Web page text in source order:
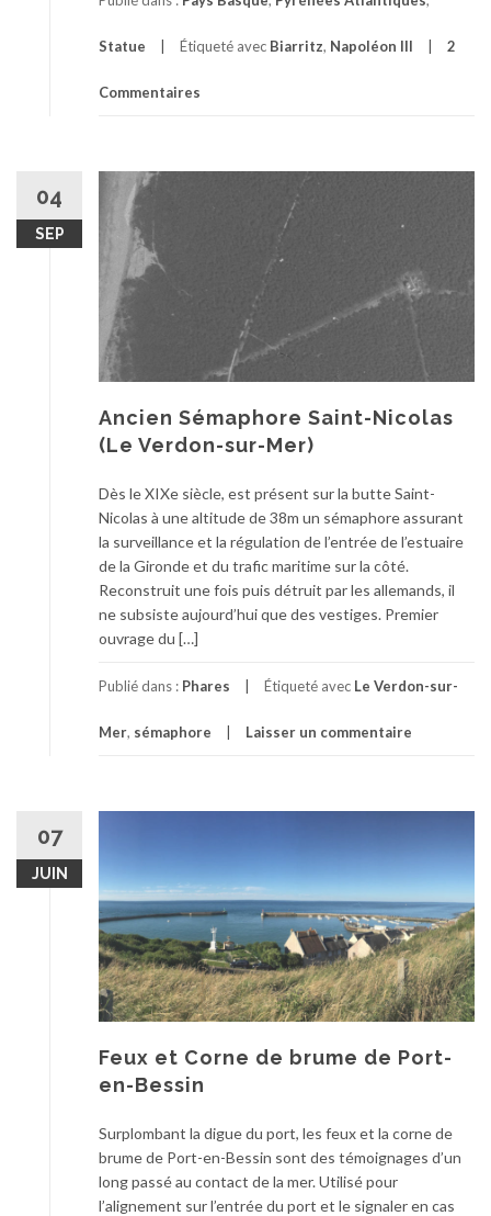
Statue Étiqueté avec Biarritz, Napoléon III 2
Commentaires
04
SEP
Ancien Sémaphore Saint-Nicolas
(Le Verdon-sur-Mer)
Dès le XIXe siècle, est présent sur la butte Saint-
Nicolas à une altitude de 38m un sémaphore assurant
la surveillance et la régulation de l’entrée de l’estuaire
de la Gironde et du trafic maritime sur la côté.
Reconstruit une fois puis détruit par les allemands, il
ne subsiste aujourd’hui que des vestiges. Premier
ouvrage du […]
Publié dans : Phares Étiqueté avec Le Verdon-sur-
Mer, sémaphore Laisser un commentaire
07
JUIN
Feux et Corne de brume de Port-
en-Bessin
Surplombant la digue du port, les feux et la corne de
brume de Port-en-Bessin sont des témoignages d’un
long passé au contact de la mer. Utilisé pour
l’alignement sur l’entrée du port et le signaler en cas